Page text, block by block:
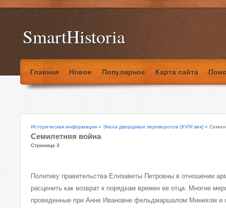
SmartHistoria
Главная Новое Популярное Карта сайта
Историческая информация » Эпоха дворцовых переворотов (XVIII век) »
Семилетняя война
Страница 3
Политику правительства Елизаветы Петровны в отношении
расценить как возврат к порядкам времен ее отца. Многие
проведенные при Анне Ивановне фельдмаршалом Минихом и